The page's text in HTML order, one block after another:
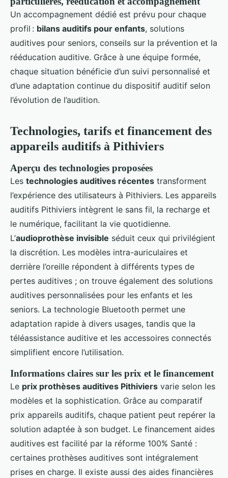
Un accompagnement dédié est prévu pour chaque
profil : bilans auditifs pour enfants, solutions
auditives pour seniors, conseils sur la prévention et la
rééducation auditive. Grâce à une équipe formée,
chaque situation bénéficie d’un suivi personnalisé et
d’une adaptation continue du dispositif auditif selon
l’évolution de l’audition.
Technologies, tarifs et financement des
appareils auditifs à Pithiviers
Aperçu des technologies proposées
Les technologies auditives récentes transforment
l’expérience des utilisateurs à Pithiviers. Les appareils
auditifs Pithiviers intègrent le sans fil, la recharge et
le numérique, facilitant la vie quotidienne.
L’audioprothèse invisible séduit ceux qui privilégient
la discrétion. Les modèles intra-auriculaires et
derrière l’oreille répondent à différents types de
pertes auditives ; on trouve également des solutions
auditives personnalisées pour les enfants et les
seniors. La technologie Bluetooth permet une
adaptation rapide à divers usages, tandis que la
téléassistance auditive et les accessoires connectés
simplifient encore l’utilisation.
Informations claires sur les prix et le financement
Le prix prothèses auditives Pithiviers varie selon les
modèles et la sophistication. Grâce au comparatif
prix appareils auditifs, chaque patient peut repérer la
solution adaptée à son budget. Le financement aides
auditives est facilité par la réforme 100% Santé :
certaines prothèses auditives sont intégralement
prises en charge. Il existe aussi des aides financières